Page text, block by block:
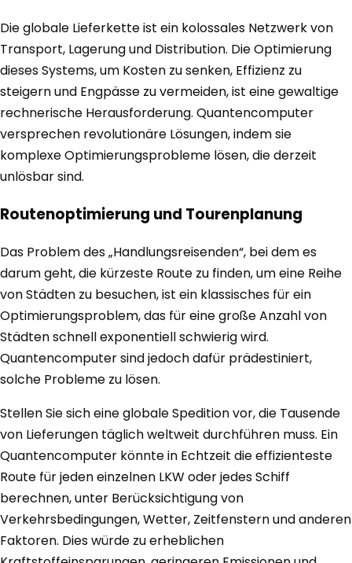
Die globale Lieferkette ist ein kolossales Netzwerk von
Transport, Lagerung und Distribution. Die Optimierung
dieses Systems, um Kosten zu senken, Effizienz zu
steigern und Engpässe zu vermeiden, ist eine gewaltige
rechnerische Herausforderung. Quantencomputer
versprechen revolutionäre Lösungen, indem sie
komplexe Optimierungsprobleme lösen, die derzeit
unlösbar sind.
Routenoptimierung und Tourenplanung
Das Problem des „Handlungsreisenden“, bei dem es
darum geht, die kürzeste Route zu finden, um eine Reihe
von Städten zu besuchen, ist ein klassisches für ein
Optimierungsproblem, das für eine große Anzahl von
Städten schnell exponentiell schwierig wird.
Quantencomputer sind jedoch dafür prädestiniert,
solche Probleme zu lösen.
Stellen Sie sich eine globale Spedition vor, die Tausende
von Lieferungen täglich weltweit durchführen muss. Ein
Quantencomputer könnte in Echtzeit die effizienteste
Route für jeden einzelnen LKW oder jedes Schiff
berechnen, unter Berücksichtigung von
Verkehrsbedingungen, Wetter, Zeitfenstern und anderen
Faktoren. Dies würde zu erheblichen